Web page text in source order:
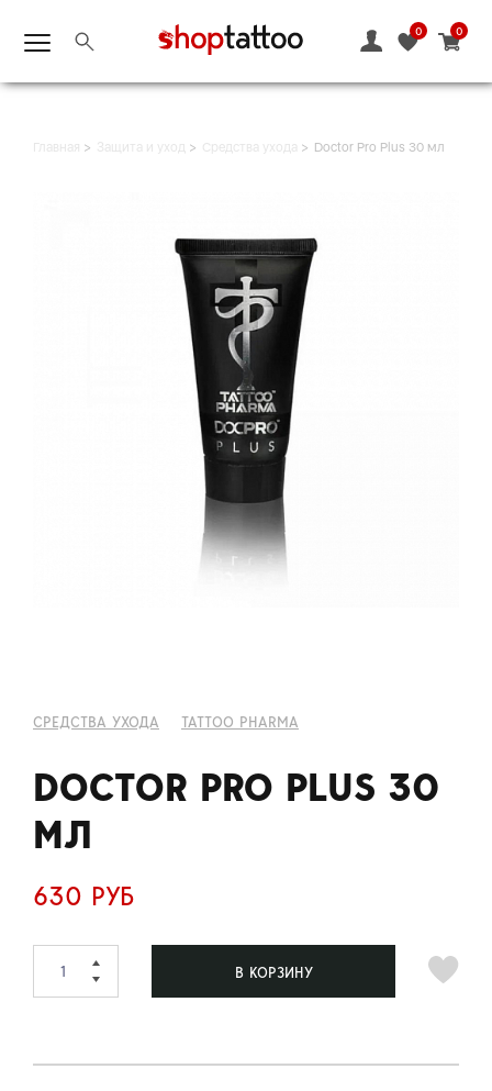
0
0
Главная Защита и уход Средства ухода Doctor Pro Plus 30 мл
СРЕДСТВА УХОДА TATTOO PHARMA
DOCTOR PRO PLUS 30
МЛ
630 РУБ
В КОРЗИНУ